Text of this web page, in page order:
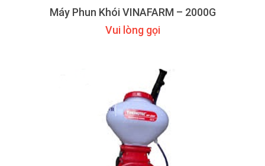
Máy Phun Khói VINAFARM – 2000G
Vui lòng gọi